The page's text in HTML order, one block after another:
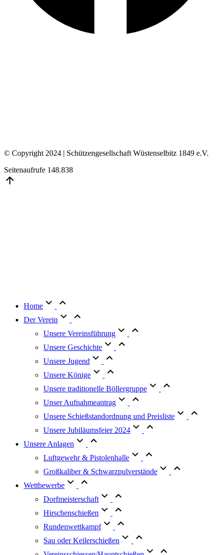
© Copyright 2024 | Schützengesellschaft Wüstenselbitz 1849 e.V.
Seitenaufrufe 148.838
Home
Der Verein
Unsere Vereinsführung
Unsere Geschichte
Unsere Jugend
Unsere Könige
Unsere traditionelle Böllergruppe
Unser Aufnahmeantrag
Unsere Schießstandordnung und Preisliste
Unsere Jubiläumsfeier 2024
Unsere Anlagen
Luftgewehr & Pistolenhalle
Großkaliber & Schwarzpulverstände
Wettbewerbe
Dorfmeisterschaft
Hirschenschießen
Rundenwettkampf
Sau oder Keilerschießen